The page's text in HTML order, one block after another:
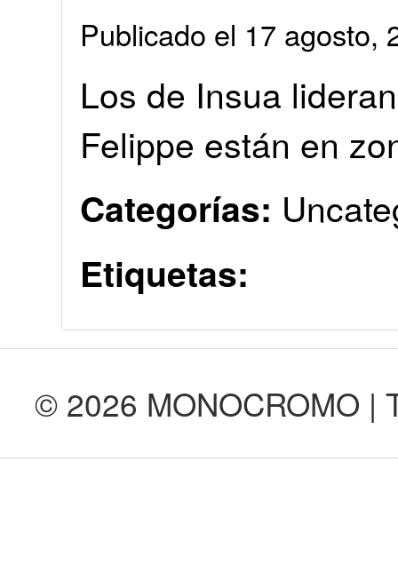
Publicado el 17 agosto,
Los de Insua
Felippe están en
Categorías:
Etiquetas:
© 2026 MONOCROMO |